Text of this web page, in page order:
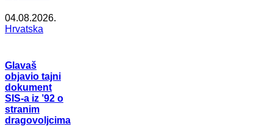
04.08.2026.
Hrvatska
Glavaš
objavio tajni
dokument
SIS-a iz ’92 o
stranim
dragovoljcima